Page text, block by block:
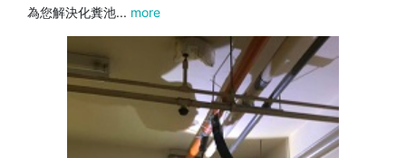
為您解決化糞池... more